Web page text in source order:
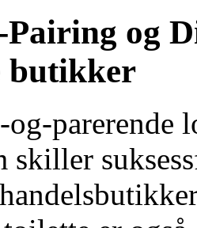
Pairing og
butikker
parerende
skiller